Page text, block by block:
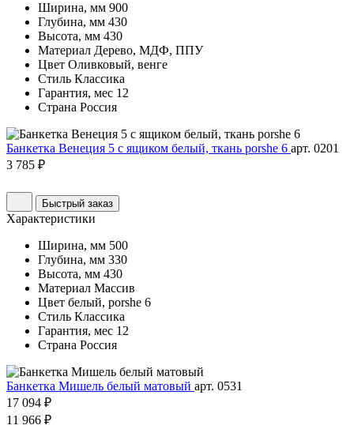
Ширина, мм 900
Глубина, мм 430
Высота, мм 430
Материал Дерево, МДФ, ППУ
Цвет Оливковый, венге
Стиль Классика
Гарантия, мес 12
Страна Россия
Банкетка Венеция 5 с ящиком белый, ткань porshe 6 арт. 0201
3 785 ₽
Быстрый заказ
Характеристики
Ширина, мм 500
Глубина, мм 330
Высота, мм 430
Материал Массив
Цвет белый, porshe 6
Стиль Классика
Гарантия, мес 12
Страна Россия
Банкетка Мишель белый матовый арт. 0531
17 094 ₽
11 966 ₽